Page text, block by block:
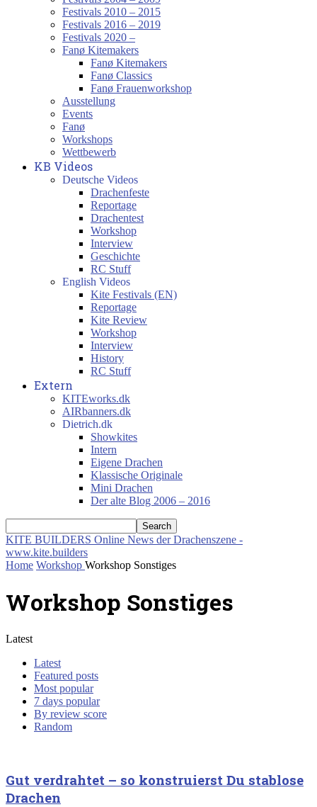
Festivals 2010 – 2015
Festivals 2016 – 2019
Festivals 2020 –
Fanø Kitemakers
Fanø Kitemakers
Fanø Classics
Fanø Frauenworkshop
Ausstellung
Events
Fanø
Workshops
Wettbewerb
KB Videos
Deutsche Videos
Drachenfeste
Reportage
Drachentest
Workshop
Interview
Geschichte
RC Stuff
English Videos
Kite Festivals (EN)
Reportage
Kite Review
Workshop
Interview
History
RC Stuff
Extern
KITEworks.dk
AIRbanners.dk
Dietrich.dk
Showkites
Intern
Eigene Drachen
Klassische Originale
Mini Drachen
Der alte Blog 2006 – 2016
KITE BUILDERS Online News der Drachenszene -
www.kite.builders
Home Workshop Workshop Sonstiges
Workshop Sonstiges
Latest
Latest
Featured posts
Most popular
7 days popular
By review score
Random
Gut verdrahtet – so konstruierst Du stablose
Drachen